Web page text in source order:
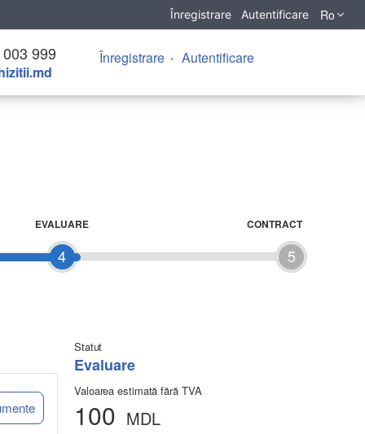
Înregistrare Autentificare Ro
999 Înregistrare Autentificare
4
EVALUARE
5
CONTRACT
Statut
Evaluare
Valoarea estimată fără TVA
100 MDL